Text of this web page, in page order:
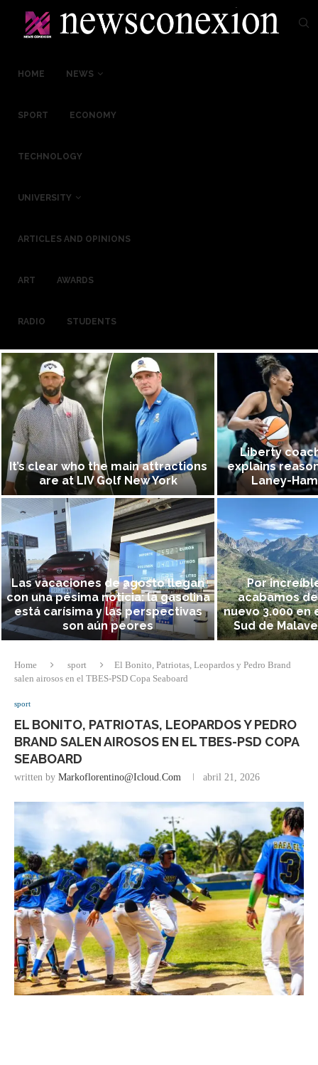
HOME NEWS
SPORT ECONOMY
TECHNOLOGY
UNIVERSITY
ARTICLES AND OPINIONS
ART AWARDS
RADIO STUDENTS
It’s clear who the main attractions
are at LIV Golf New York
Las vacaciones de agosto llegan
con una pésima noticia: la gasolina
está carísima y las perspectivas
son aún peores
Liberty
explains
Laney-
Por
acabamos
nuevo 3.000 en
Sud de
Home sport
El Bonito, Patriotas, Leopardos y Pedro Brand
salen airosos en el TBES-PSD Copa Seaboard
sport
EL BONITO, PATRIOTAS, LEOPARDOS Y PEDRO
BRAND SALEN AIROSOS EN EL TBES-PSD COPA
SEABOARD
written by Markoflorentino@icloud.com abril 21, 2026